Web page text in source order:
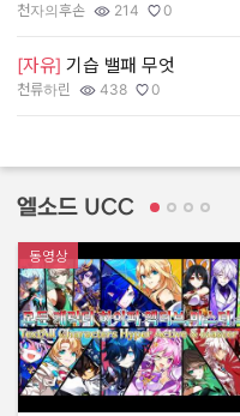
작성자:
천자의후손
조회수:
214
추천수:
0
[자유] 기습 밸패 무엇
작성자:
천류하린
조회수:
438
추천수:
0
엘소드 UCC
동영상